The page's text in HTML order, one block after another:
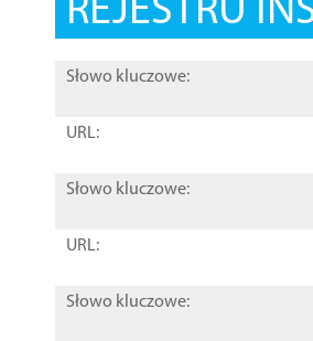
REJESTRU
Słowo kluczowe:
URL:
Słowo kluczowe:
URL:
Słowo kluczowe: